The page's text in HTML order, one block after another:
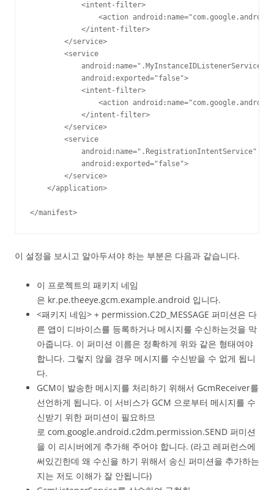
            <intent-filter>
<action
            </intent-filter>
        </service>
        <service
            android:name=".MyInstanceIDListenerService"
            android:exported="false">
            <intent-filter>
<action
            </intent-filter>
        </service>
        <service
            android:name=".RegistrationIntentService"
            android:exported="false">
        </service>
    </application>
이 설정을 보시고 알아두셔야 하는 부분은 다음과 같습니다.
이 프로젝트의 패키지 네임
은 kr.pe.theeye.gcm.example.android 입니다.
<패키지 네임> + permission.C2D_MESSAGE 퍼미션은 다
른 앱이 디바이스를 등록하거나 메시지를 수신하는것을 막
아줍니다. 이 퍼미션 이름은 정확하게 위와 같은 형태여야
합니다. 그렇지 않을 경우 메시지를 수신받을 수 없게 됩니
다.
GCM이 발송한 메시지를 처리하기 위해서 GcmReceiver를
선언하게 됩니다. 이 서비스가 GCM 으로부터 메시지를 수
신받기 위한 퍼미션이 필요하므
로 com.google.android.c2dm.permission.SEND 퍼미션
을 이 리시버에게 추가해 주어야 합니다. (라고 레퍼런스에
써있긴한데 왜 수신을 하기 위해서 송신 퍼미션을 추가하는
지는 저도 이해가 잘 안됩니다)